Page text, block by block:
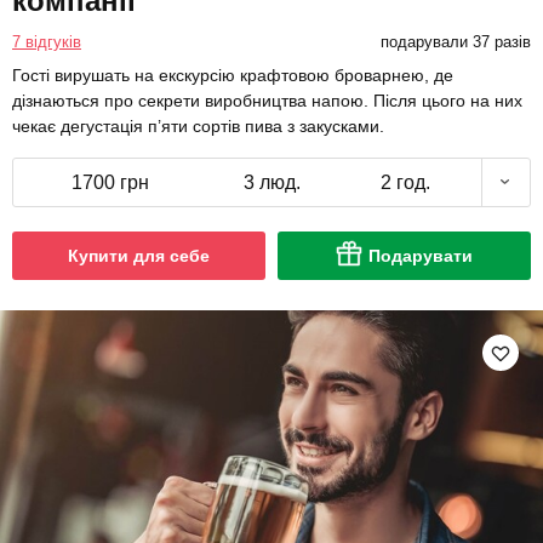
7 відгуків подарували 37 разів
Гості вирушать на екскурсію крафтовою броварнею, де
дізнаються про секрети виробництва напою. Після цього на них
чекає дегустація п’яти сортів пива з закусками.
1700 грн 3 люд. 2 год.
Купити для себе Подарувати